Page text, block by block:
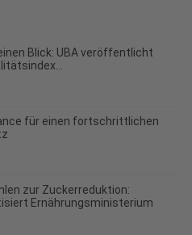
Blick: UBA veröffentlicht
für einen fortschrittlichen
zur Zuckerreduktion:
Ernährungsministerium